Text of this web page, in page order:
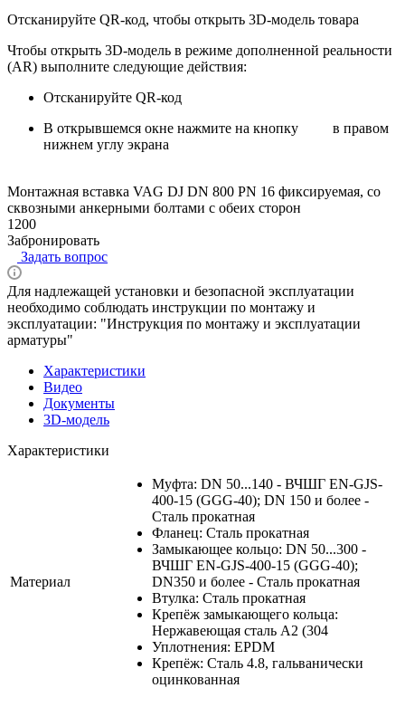
Отсканируйте QR-код, чтобы открыть 3D-модель товара
Чтобы открыть 3D-модель в режиме дополненной реальности
(AR) выполните следующие действия:
Отсканируйте QR-код
В открывшемся окне нажмите на кнопку
в правом
нижнем углу экрана
Монтажная вставка VAG DJ DN 800 PN 16 фиксируемая, со
сквозными анкерными болтами с обеих сторон
1200
Забронировать
Задать вопрос
Для надлежащей установки и безопасной эксплуатации
необходимо соблюдать инструкции по монтажу и
эксплуатации: "Инструкция по монтажу и эксплуатации
арматуры"
Характеристики
Видео
Документы
3D-модель
Характеристики
Материал
Муфта: DN 50...140 - ВЧШГ EN-GJS-
400-15 (GGG-40); DN 150 и более -
Сталь прокатная
Фланец: Сталь прокатная
Замыкающее кольцо: DN 50...300 -
ВЧШГ EN-GJS-400-15 (GGG-40);
DN350 и более - Сталь прокатная
Втулка: Сталь прокатная
Крепёж замыкающего кольца:
Нержавеющая сталь А2 (304
Уплотнения: EPDM
Крепёж: Сталь 4.8, гальванически
оцинкованная